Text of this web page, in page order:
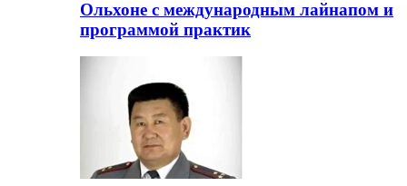
Ольхоне с международным лайнапом и
программой практик